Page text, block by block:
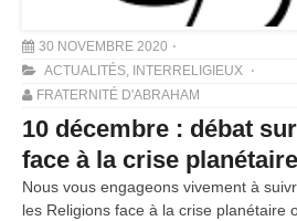
30 NOVEMBRE 2020
ACTUALITÉS, INTERRELIGIEUX
FRATERNITÉ D'ABRAHAM
10 décembre : débat
face à la crise planétaire
Nous vous engageons vivement à
les Religions face à la crise planétaire